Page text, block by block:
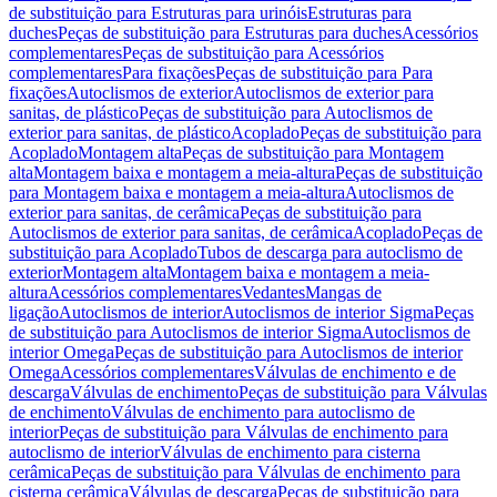
de substituição para Estruturas para urinóisEstruturas para
duchesPeças de substituição para Estruturas para duchesAcessórios
complementaresPeças de substituição para Acessórios
complementaresPara fixaçõesPeças de substituição para Para
fixaçõesAutoclismos de exteriorAutoclismos de exterior para
sanitas, de plásticoPeças de substituição para Autoclismos de
exterior para sanitas, de plásticoAcopladoPeças de substituição para
AcopladoMontagem altaPeças de substituição para Montagem
altaMontagem baixa e montagem a meia-alturaPeças de substituição
para Montagem baixa e montagem a meia-alturaAutoclismos de
exterior para sanitas, de cerâmicaPeças de substituição para
Autoclismos de exterior para sanitas, de cerâmicaAcopladoPeças de
substituição para AcopladoTubos de descarga para autoclismo de
exteriorMontagem altaMontagem baixa e montagem a meia-
alturaAcessórios complementaresVedantesMangas de
ligaçãoAutoclismos de interiorAutoclismos de interior SigmaPeças
de substituição para Autoclismos de interior SigmaAutoclismos de
interior OmegaPeças de substituição para Autoclismos de interior
OmegaAcessórios complementaresVálvulas de enchimento e de
descargaVálvulas de enchimentoPeças de substituição para Válvulas
de enchimentoVálvulas de enchimento para autoclismo de
interiorPeças de substituição para Válvulas de enchimento para
autoclismo de interiorVálvulas de enchimento para cisterna
cerâmicaPeças de substituição para Válvulas de enchimento para
cisterna cerâmicaVálvulas de descargaPeças de substituição para